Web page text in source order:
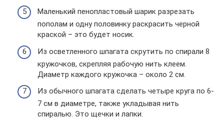
Маленький пенопластовый шарик разрезать
пополам и одну половинку раскрасить черной
краской – это будет носик.
Из осветленного шпагата скрутить по спирали 8
кружочков, скрепляя рабочую нить клеем.
Диаметр каждого кружочка – около 2 см.
Из обычного шпагата сделать четыре круга по 6-
7 см в диаметре, также укладывая нить
спиралью. Это щечки и лапки.